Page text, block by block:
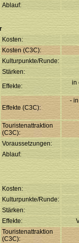
Ablauf:
Kosten:
Kosten (C3C):
Kulturpunkte/Runde:
Stärken:
Effekte:
in
Effekte (C3C):
-
Touristenattraktion
(C3C):
Voraussetzungen:
Ablauf:
Kosten:
Kulturpunkte/Runde:
Stärken:
Effekte:
Touristenattraktion
(C3C):